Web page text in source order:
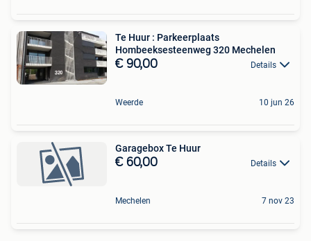
Te Huur : Parkeerplaats
Hombeeksesteenweg 320 Mechelen
€ 90,00 Details
Weerde 10 jun 26
Garagebox Te Huur
€ 60,00 Details
Mechelen 7 nov 23